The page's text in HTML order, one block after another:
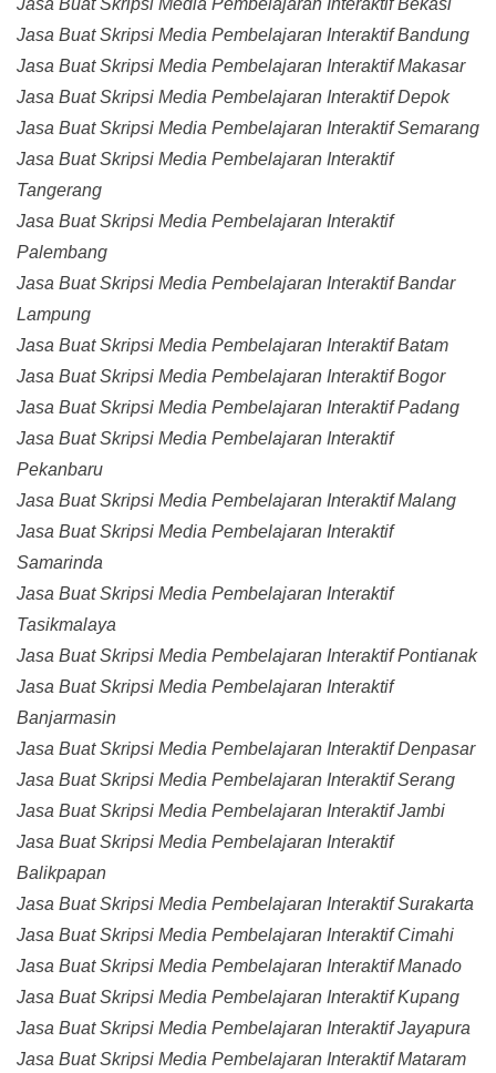
Jasa Buat Skripsi Media Pembelajaran Interaktif Bekasi
Jasa Buat Skripsi Media Pembelajaran Interaktif Bandung
Jasa Buat Skripsi Media Pembelajaran Interaktif Makasar
Jasa Buat Skripsi Media Pembelajaran Interaktif Depok
Jasa Buat Skripsi Media Pembelajaran Interaktif Semarang
Jasa Buat Skripsi Media Pembelajaran Interaktif
Tangerang
Jasa Buat Skripsi Media Pembelajaran Interaktif
Palembang
Jasa Buat Skripsi Media Pembelajaran Interaktif Bandar
Lampung
Jasa Buat Skripsi Media Pembelajaran Interaktif Batam
Jasa Buat Skripsi Media Pembelajaran Interaktif Bogor
Jasa Buat Skripsi Media Pembelajaran Interaktif Padang
Jasa Buat Skripsi Media Pembelajaran Interaktif
Pekanbaru
Jasa Buat Skripsi Media Pembelajaran Interaktif Malang
Jasa Buat Skripsi Media Pembelajaran Interaktif
Samarinda
Jasa Buat Skripsi Media Pembelajaran Interaktif
Tasikmalaya
Jasa Buat Skripsi Media Pembelajaran Interaktif Pontianak
Jasa Buat Skripsi Media Pembelajaran Interaktif
Banjarmasin
Jasa Buat Skripsi Media Pembelajaran Interaktif Denpasar
Jasa Buat Skripsi Media Pembelajaran Interaktif Serang
Jasa Buat Skripsi Media Pembelajaran Interaktif Jambi
Jasa Buat Skripsi Media Pembelajaran Interaktif
Balikpapan
Jasa Buat Skripsi Media Pembelajaran Interaktif Surakarta
Jasa Buat Skripsi Media Pembelajaran Interaktif Cimahi
Jasa Buat Skripsi Media Pembelajaran Interaktif Manado
Jasa Buat Skripsi Media Pembelajaran Interaktif Kupang
Jasa Buat Skripsi Media Pembelajaran Interaktif Jayapura
Jasa Buat Skripsi Media Pembelajaran Interaktif Mataram